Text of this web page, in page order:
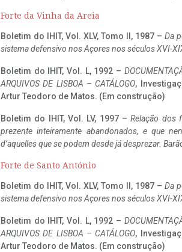
Forte da Vinha da Areia
Boletim do IHIT, Vol. XLV, Tomo II, 1987 – Da
sistema defensivo nos Açores nos séculos XVI-
Boletim do IHIT, Vol. L, 1992 –
ARQUIVOS DE LISBOA – CATÁLOGO,
Artur Teodoro de Matos. (Em construção)
Boletim do IHIT, Vol. LV, 1997 –Relação dos
prezente inteiramente abandonados, e que
d’aquelles que se podem desde já desprezar.
Forte de Santo António
Boletim do IHIT, Vol. XLV, Tomo II, 1987 – Da
sistema defensivo nos Açores nos séculos XVI-
Boletim do IHIT, Vol. L, 1992 –
ARQUIVOS DE LISBOA – CATÁLOGO,
Artur Teodoro de Matos. (Em construção)